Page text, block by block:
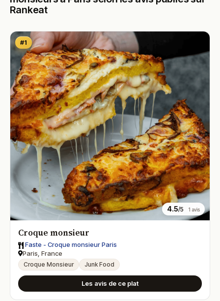
Rankeat
#1
4.5/5 1 avis
Croque monsieur
Faste - Croque monsieur Paris
Paris, France
Croque Monsieur Junk Food
Les avis de ce plat